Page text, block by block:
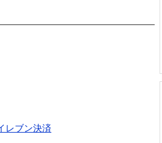
レブン決済